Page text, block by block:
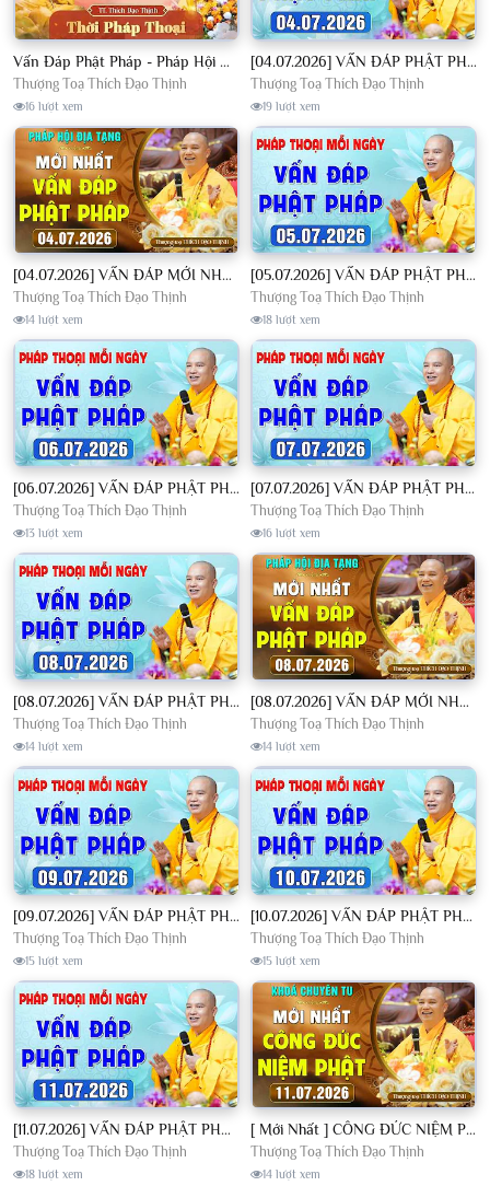
Vấn Đáp Phật Pháp - Pháp Hội Địa Tạng Ngày 01/08/2026│TT. Thích Đạo Thịnh
Thượng Toạ Thích Đạo Thịnh
16 lượt xem
[04.07.2026] VẤN ĐÁP PHẬT PHÁP - Nghe Thầy giảng Pháp mỗi ngày CÔNG ĐỨC VÔ LƯỢNG│TT. Thích Đạo Thịnh
Thượng Toạ Thích Đạo Thịnh
19 lượt xem
[04.07.2026] VẤN ĐÁP MỚI NHẤT - Pháp Hội Địa Tạng Chùa Khai Nguyên | TT. Thích Đạo Thịnh
Thượng Toạ Thích Đạo Thịnh
14 lượt xem
[05.07.2026] VẤN ĐÁP PHẬT PHÁP - Nghe Thầy giảng Pháp mỗi ngày CÔNG ĐỨC VÔ LƯỢNG│TT. Thích Đạo Thịnh
Thượng Toạ Thích Đạo Thịnh
18 lượt xem
[06.07.2026] VẤN ĐÁP PHẬT PHÁP - Nghe Thầy giảng Pháp mỗi ngày CÔNG ĐỨC VÔ LƯỢNG│TT. Thích Đạo Thịnh
Thượng Toạ Thích Đạo Thịnh
13 lượt xem
[07.07.2026] VẤN ĐÁP PHẬT PHÁP - Nghe Thầy giảng Pháp mỗi ngày CÔNG ĐỨC VÔ LƯỢNG│TT. Thích Đạo Thịnh
Thượng Toạ Thích Đạo Thịnh
16 lượt xem
[08.07.2026] VẤN ĐÁP PHẬT PHÁP - Nghe Thầy giảng Pháp mỗi ngày CÔNG ĐỨC VÔ LƯỢNG│TT. Thích Đạo Thịnh
Thượng Toạ Thích Đạo Thịnh
14 lượt xem
[08.07.2026] VẤN ĐÁP MỚI NHẤT - Pháp Hội Địa Tạng Chùa Khai Nguyên | TT. Thích Đạo Thịnh
Thượng Toạ Thích Đạo Thịnh
14 lượt xem
[09.07.2026] VẤN ĐÁP PHẬT PHÁP - Nghe Thầy giảng Pháp mỗi ngày CÔNG ĐỨC VÔ LƯỢNG│TT. Thích Đạo Thịnh
Thượng Toạ Thích Đạo Thịnh
15 lượt xem
[10.07.2026] VẤN ĐÁP PHẬT PHÁP - Nghe Thầy giảng Pháp mỗi ngày CÔNG ĐỨC VÔ LƯỢNG│TT. Thích Đạo Thịnh
Thượng Toạ Thích Đạo Thịnh
15 lượt xem
[11.07.2026] VẤN ĐÁP PHẬT PHÁP - Nghe Thầy giảng Pháp mỗi ngày CÔNG ĐỨC VÔ LƯỢNG│TT. Thích Đạo Thịnh
Thượng Toạ Thích Đạo Thịnh
18 lượt xem
[ Mới Nhất ] CÔNG ĐỨC NIỆM PHẬT - Khoá Chuyên Tu Chùa Khai Nguyên 11/07/2026 | TT. Thích Đạo Thịnh
Thượng Toạ Thích Đạo Thịnh
14 lượt xem